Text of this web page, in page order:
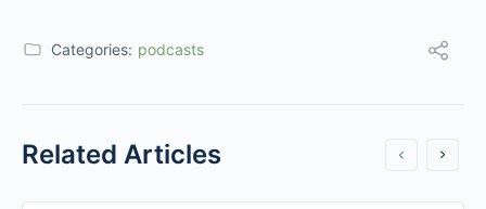
Categories: podcasts
Related Articles